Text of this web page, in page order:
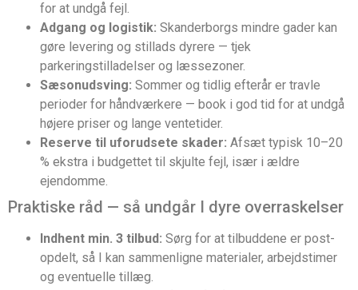
for at undgå fejl.
Adgang og logistik: Skanderborgs mindre gader kan
gøre levering og stillads dyrere — tjek
parkeringstilladelser og læssezoner.
Sæsonudsving: Sommer og tidlig efterår er travle
perioder for håndværkere — book i god tid for at undgå
højere priser og lange ventetider.
Reserve til uforudsete skader: Afsæt typisk 10–20
% ekstra i budgettet til skjulte fejl, især i ældre
ejendomme.
Praktiske råd — så undgår I dyre overraskelser
Indhent min. 3 tilbud: Sørg for at tilbuddene er post-
opdelt, så I kan sammenligne materialer, arbejdstimer
og eventuelle tillæg.